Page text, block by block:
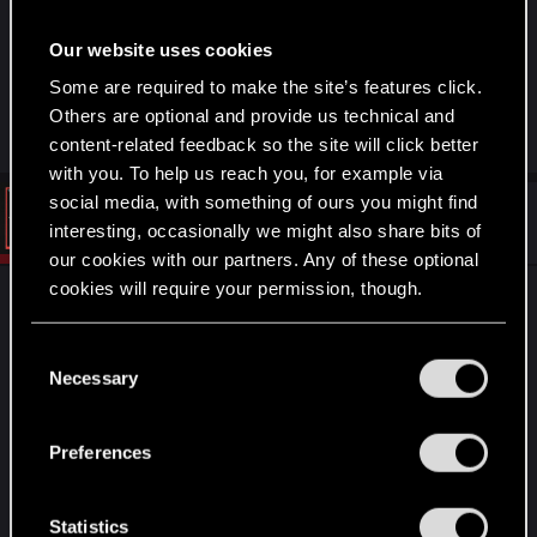
Our website uses cookies
Some are required to make the site’s features click.
Others are optional and provide us technical and
content-related feedback so the site will click better
with you. To help us reach you, for example via
social media, with something of ours you might find
interesting, occasionally we might also share bits of
our cookies with our partners. Any of these optional
cookies will require your permission, though.
and tweak your preferences regarding them in the
Necessary
Preferences
Statistics
już za HC ktoś (Chińczyk?) grał potwory pod
Staruchy i wygrał nimi wszystkie gry, przyjemny to
był widok.
Vattier CD PROJEKT RED
Jul 31, 2021
Potwory z opowieści które lud opowiadał
dzieciom, nie żyły wyłącznie w historiach.